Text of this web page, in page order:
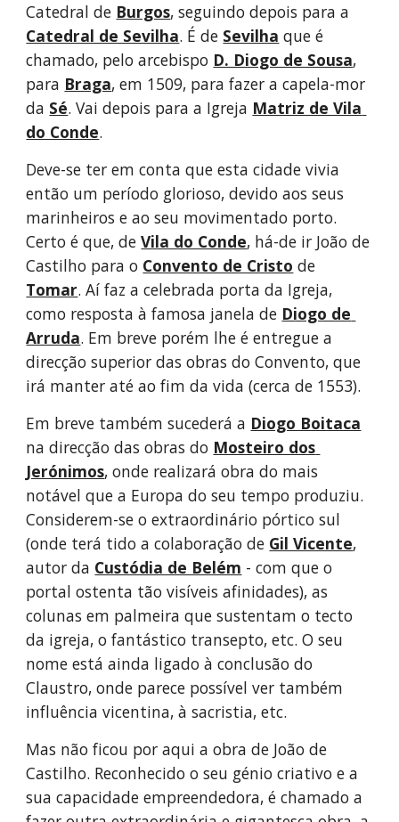
Catedral de Burgos
Catedral de Sevilha. É de Sevilha que é
chamado, pelo arcebispo D. Diogo de Sousa,
para Braga, em 1509, para fazer a capela-mor
da Sé. Vai depois para a Igreja Matriz de Vila
do Conde.
Deve-se ter em conta que esta cidade vivia
então um período glorioso, devido aos seus
marinheiros e ao seu movimentado porto.
Certo é que, de Vila do Conde, há-de ir João de
Castilho para o Convento de Cristo
Tomar. Aí faz a celebrada porta da Igreja,
como resposta à famosa janela de Diogo de
Arruda. Em breve porém lhe é entregue a
direcção superior das obras do Convento, que
irá manter até ao fim da vida (cerca de 1553).
Em breve também sucederá a Diogo Boitaca
na direcção das obras do Mosteiro dos
Jerónimos, onde realizará obra do mais
notável que a Europa do seu tempo produziu.
Considerem-se o extraordinário pórtico sul
(onde terá tido a colaboração de Gil Vicente,
autor da Custódia de Belém - com que o
portal ostenta tão visíveis afinidades), as
colunas em palmeira que sustentam o tecto
da igreja, o fantástico transepto, etc. O seu
nome está ainda ligado à conclusão do
Claustro, onde parece possível ver também
influência vicentina, à sacristia, etc.
Mas não ficou por aqui a obra de João de
Castilho. Reconhecido o seu génio criativo e a
sua capacidade empreendedora, é chamado a